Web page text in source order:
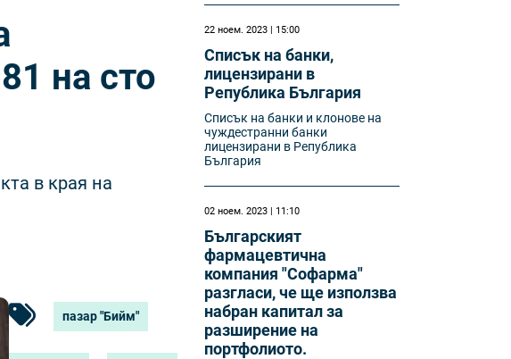
на сто
в края на
пазар "Бийм"
22 ноем. 2023 | 15:00
Списък на банки,
лицензирани в
Република България
Списък на банки и клонове на
чуждестранни банки
лицензирани в Република
България
02 ноем. 2023 | 11:10
Българският
фармацевтична
компания "Софарма"
разгласи, че ще използва
набран капитал за
разширение на
портфолиото.